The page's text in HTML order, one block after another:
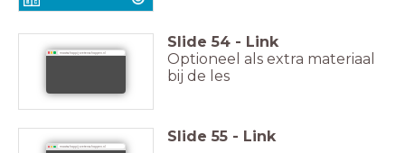
maatschappij-wetenschappen.nl
Slide 54 - Link
Optioneel als extra materiaal
bij de les
maatschappij-wetenschappen.nl
Slide 55 - Link